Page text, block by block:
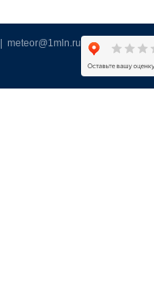
|meteor@1mln.ru